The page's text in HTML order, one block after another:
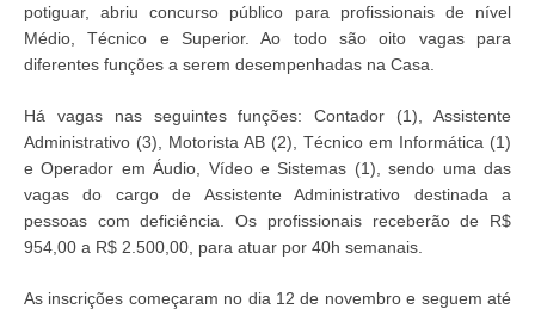
potiguar, abriu concurso público para profissionais de nível
Médio, Técnico e Superior. Ao todo são oito vagas para
diferentes funções a serem desempenhadas na Casa.
Há vagas nas seguintes funções: Contador (1), Assistente
Administrativo (3), Motorista AB (2), Técnico em Informática (1)
e Operador em Áudio, Vídeo e Sistemas (1), sendo uma das
vagas do cargo de Assistente Administrativo destinada a
pessoas com deficiência. Os profissionais receberão de R$
954,00 a R$ 2.500,00, para atuar por 40h semanais.
As inscrições começaram no dia 12 de novembro e seguem até